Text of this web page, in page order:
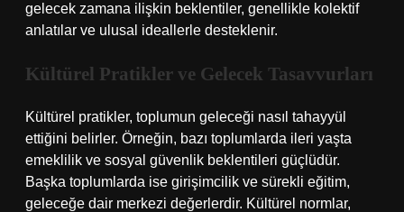
gelecek zamana ilişkin beklentiler, genellikle kolektif
anlatılar ve ulusal ideallerle desteklenir.
Kültürel Pratikler ve Gelecek Tasavvurları
Kültürel pratikler, toplumun geleceği nasıl tahayyül
ettiğini belirler. Örneğin, bazı toplumlarda ileri yaşta
emeklilik ve sosyal güvenlik beklentileri güçlüdür.
Başka toplumlarda ise girişimcilik ve sürekli eğitim,
geleceğe dair merkezi değerlerdir. Kültürel normlar,